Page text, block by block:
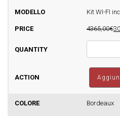
420mq
Kit WI-FI
4365,00€
a
Sfera
Glass
17
Bordeaux